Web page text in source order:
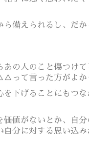
備えられるし、だ
の人のこと傷つけ
て言った方がよか
下げることにもつ
値がないとか、自
分に対する思い込